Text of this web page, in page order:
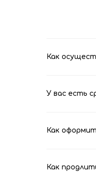
Как
У вас есть
Как
Как